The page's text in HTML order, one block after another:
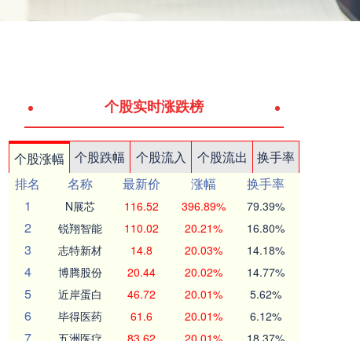
个股实时涨跌榜
个股涨幅 个股跌幅 个股流入 个股流出
换手率
排名
名称 最新价 涨幅
换手率
1
N展芯 116.52 396.89% 79.39%
2 锐翔智能 110.02 20.21% 16.80%
3 志特新材 14.8 20.03% 14.18%
4 博腾股份 20.44 20.02% 14.77%
5 近岸蛋白 46.72 20.01% 5.62%
6 毕得医药 61.6 20.01% 6.12%
五洲医疗 83.62 20.01% 18.37%